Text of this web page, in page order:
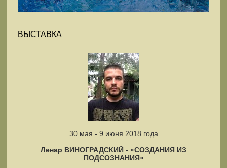
ВЫСТАВКА
30 мая - 9 июня 2018 года
Ленар ВИНОГРАДСКИЙ - «СОЗДАНИЯ ИЗ
ПОДСОЗНАНИЯ»